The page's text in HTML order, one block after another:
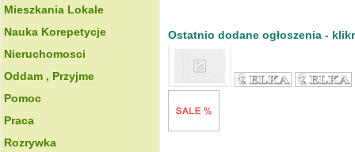
Mieszkania Lokale
Nauka Korepetycje
Nieruchomosci
Oddam , Przyjme
Pomoc
Praca
Rozrywka
Ostatnio dodane ogłoszenia -